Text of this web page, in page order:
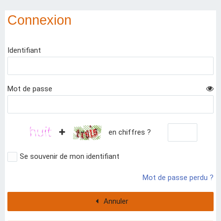
Connexion
Identifiant
Mot de passe
en chiffres ?
Se souvenir de mon identifiant
Mot de passe perdu ?
Annuler